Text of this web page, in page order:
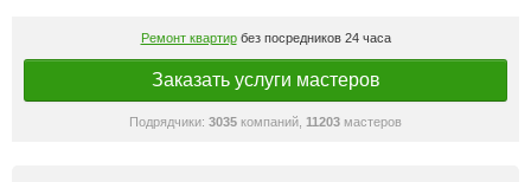
Ремонт квартирбез посредников 24 часа
Заказать услуги мастеров
Подрядчики: 3035 компаний, 11203 мастеров